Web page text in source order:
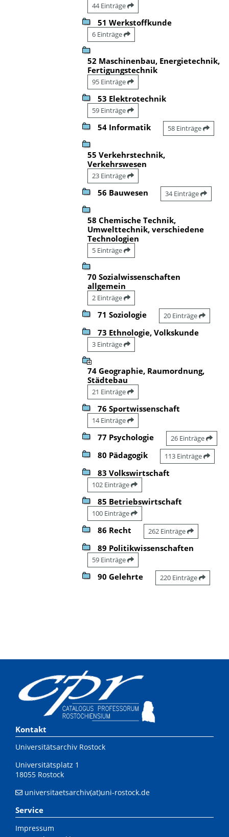
44 Einträge
51 Werkstoffkunde
6 Einträge
52 Maschinenbau, Energietechnik,
Fertigungstechnik
95 Einträge
53 Elektrotechnik
59 Einträge
54 Informatik 58 Einträge
55 Verkehrstechnik,
Verkehrswesen
23 Einträge
56 Bauwesen 34 Einträge
58 Chemische Technik,
Umwelttechnik, verschiedene
Technologien
5 Einträge
70 Sozialwissenschaften
allgemein
2 Einträge
71 Soziologie 20 Einträge
73 Ethnologie, Volkskunde
3 Einträge
74 Geographie, Raumordnung,
Städtebau
21 Einträge
76 Sportwissenschaft
14 Einträge
77 Psychologie 26 Einträge
80 Pädagogik 113 Einträge
83 Volkswirtschaft
102 Einträge
85 Betriebswirtschaft
100 Einträge
86 Recht 262 Einträge
89 Politikwissenschaften
59 Einträge
90 Gelehrte 220 Einträge
Kontakt
Universitätsarchiv Rostock
Universitätsplatz 1
18055 Rostock
universitaetsarchiv(at)uni-rostock.de
Service
Impressum